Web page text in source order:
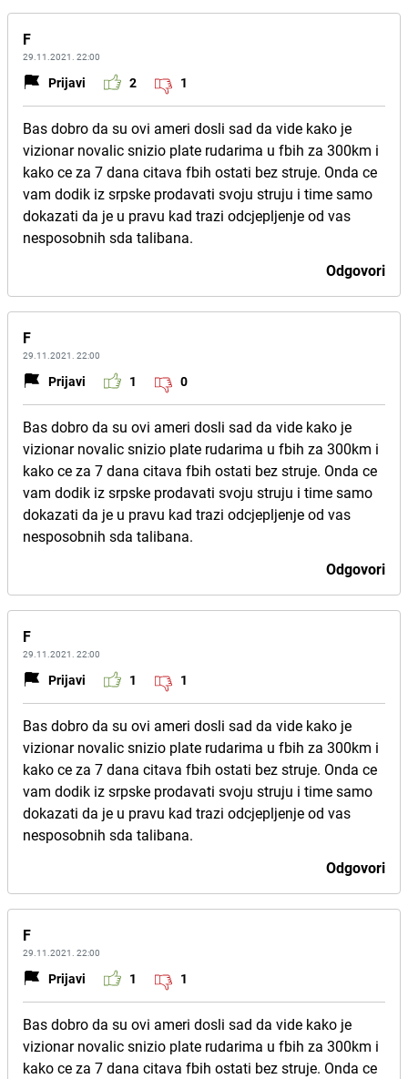
F
29.11.2021. 22:00
Prijavi 2 1
Bas dobro da su ovi ameri dosli sad da vide kako je
vizionar novalic snizio plate rudarima u fbih za 300km i
kako ce za 7 dana citava fbih ostati bez struje. Onda ce
vam dodik iz srpske prodavati svoju struju i time samo
dokazati da je u pravu kad trazi odcjepljenje od vas
nesposobnih sda talibana.
Odgovori
F
29.11.2021. 22:00
Prijavi 1 0
Bas dobro da su ovi ameri dosli sad da vide kako je
vizionar novalic snizio plate rudarima u fbih za 300km i
kako ce za 7 dana citava fbih ostati bez struje. Onda ce
vam dodik iz srpske prodavati svoju struju i time samo
dokazati da je u pravu kad trazi odcjepljenje od vas
nesposobnih sda talibana.
Odgovori
F
29.11.2021. 22:00
Prijavi 1 1
Bas dobro da su ovi ameri dosli sad da vide kako je
vizionar novalic snizio plate rudarima u fbih za 300km i
kako ce za 7 dana citava fbih ostati bez struje. Onda ce
vam dodik iz srpske prodavati svoju struju i time samo
dokazati da je u pravu kad trazi odcjepljenje od vas
nesposobnih sda talibana.
Odgovori
F
29.11.2021. 22:00
Prijavi 1 1
Bas dobro da su ovi ameri dosli sad da vide kako je
vizionar novalic snizio plate rudarima u fbih za 300km i
kako ce za 7 dana citava fbih ostati bez struje. Onda ce